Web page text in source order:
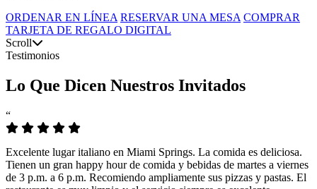
ORDENAR EN LÍNEA RESERVAR UNA MESA COMPRAR
TARJETA DE REGALO DIGITAL
Scroll
Testimonios
Lo Que Dicen Nuestros Invitados
“
Excelente lugar italiano en Miami Springs. La comida es deliciosa.
Tienen un gran happy hour de comida y bebidas de martes a viernes
de 3 p.m. a 6 p.m. Recomiendo ampliamente sus pizzas y pastas. El